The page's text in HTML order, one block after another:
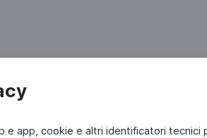
e app, cookie e altri identificatori